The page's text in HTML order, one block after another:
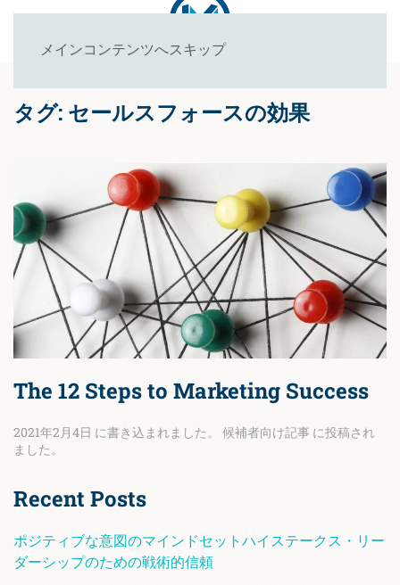
メインコンテンツへスキップ
タグ: セールスフォースの効果
The 12 Steps to Marketing Success
2021年2月4日 に書き込まれました。 候補者向け記事 に投稿され
ました。
Recent Posts
ポジティブな意図のマインドセットハイステークス・リー
ダーシップのための戦術的信頼